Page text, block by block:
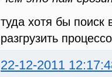
туда хотя бы поиск
разгрузить
22-12-2011